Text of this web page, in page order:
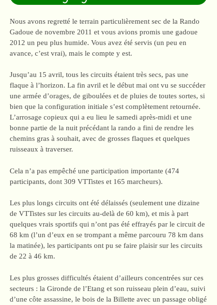
Nous avons regretté le terrain particulièrement sec de la Rando
Gadoue de novembre 2011 et vous avions promis une gadoue
2012 un peu plus humide. Vous avez été servis (un peu en
avance, c’est vrai), mais le compte y est.
Jusqu’au 15 avril, tous les circuits étaient très secs, pas une
flaque à l’horizon. La fin avril et le début mai ont vu se succéder
une armée d’orages, de giboulées et de pluies de toutes sortes, si
bien que la configuration initiale s’est complètement retournée.
L’arrosage copieux qui a eu lieu le samedi après-midi et une
bonne partie de la nuit précédant la rando a fini de rendre les
chemins gras à souhait, avec de grosses flaques et quelques
ruisseaux à traverser.
Cela n’a pas empêché une participation importante (474
participants, dont 309 VTTistes et 165 marcheurs).
Les plus longs circuits ont été délaissés (seulement une dizaine
de VTTistes sur les circuits au-delà de 60 km), et mis à part
quelques vrais sportifs qui n’ont pas été effrayés par le circuit de
68 km (l’un d’eux en se trompant a même parcouru 78 km dans
la matinée), les participants ont pu se faire plaisir sur les circuits
de 22 à 46 km.
Les plus grosses difficultés étaient d’ailleurs concentrées sur ces
secteurs : la Gironde de l’Etang et son ruisseau plein d’eau, suivi
d’une côte assassine, le bois de la Billette avec un passage obligé